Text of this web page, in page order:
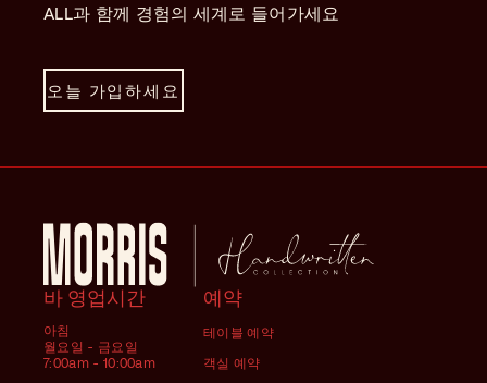
요금에 따라 도착 24시간 전까지 알려 주시면 수수
의해 주세요.
ALL과 함께 경험의 세계로 들어가세요
오늘 가입하세요
바 영업시간
아침
월요일 - 금요일
7:00am - 10:00am
예약
테이블 예약
객실 예약